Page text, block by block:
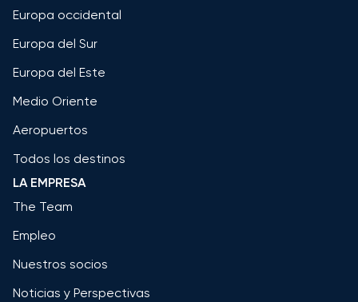
Europa occidental
Europa del Sur
Europa del Este
Medio Oriente
Aeropuertos
Todos los destinos
LA EMPRESA
The Team
Empleo
Nuestros socios
Noticias y Perspectivas